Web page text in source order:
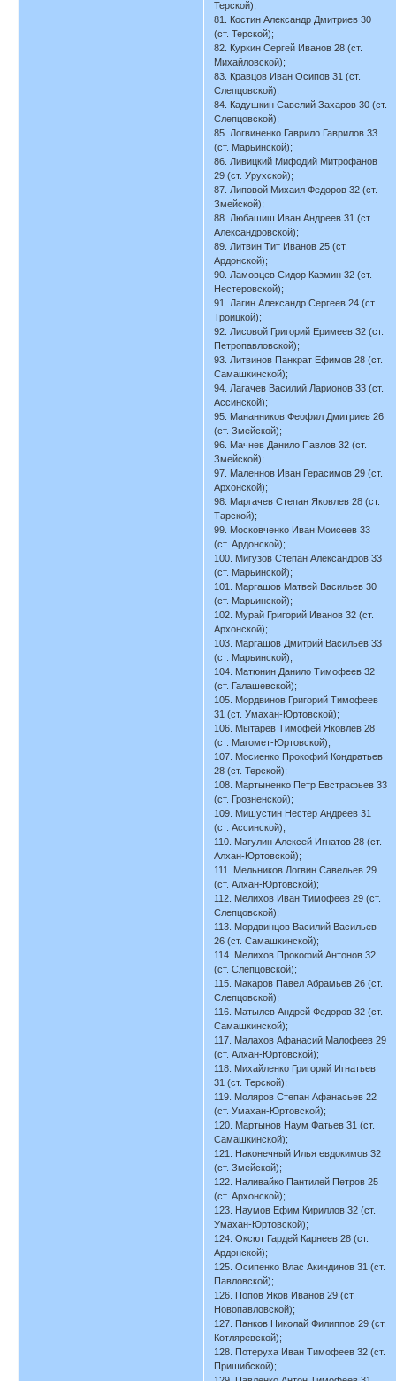
Терской);
81. Костин Александр Дмитриев 30
(ст. Терской);
82. Куркин Сергей Иванов 28 (ст.
Михайловской);
83. Кравцов Иван Осипов 31 (ст.
Слепцовской);
84. Кадушкин Савелий Захаров 30 (ст.
Слепцовской);
85. Логвиненко Гаврило Гаврилов 33
(ст. Марьинской);
86. Ливицкий Мифодий Митрофанов
29 (ст. Урухской);
87. Липовой Михаил Федоров 32 (ст.
Змейской);
88. Любашиш Иван Андреев 31 (ст.
Александровской);
89. Литвин Тит Иванов 25 (ст.
Ардонской);
90. Ламовцев Сидор Казмин 32 (ст.
Нестеровской);
91. Лагин Александр Сергеев 24 (ст.
Троицкой);
92. Лисовой Григорий Еримеев 32 (ст.
Петропавловской);
93. Литвинов Панкрат Ефимов 28 (ст.
Самашкинской);
94. Лагачев Василий Ларионов 33 (ст.
Ассинской);
95. Мананников Феофил Дмитриев 26
(ст. Змейской);
96. Мачнев Данило Павлов 32 (ст.
Змейской);
97. Маленнов Иван Герасимов 29 (ст.
Архонской);
98. Маргачев Степан Яковлев 28 (ст.
Тарской);
99. Московченко Иван Моисеев 33
(ст. Ардонской);
100. Мигузов Степан Александров 33
(ст. Марьинской);
101. Маргашов Матвей Васильев 30
(ст. Марьинской);
102. Мурай Григорий Иванов 32 (ст.
Архонской);
103. Маргашов Дмитрий Васильев 33
(ст. Марьинской);
104. Матюнин Данило Тимофеев 32
(ст. Галашевской);
105. Мордвинов Григорий Тимофеев
31 (ст. Умахан-Юртовской);
106. Мытарев Тимофей Яковлев 28
(ст. Магомет-Юртовской);
107. Мосиенко Прокофий Кондратьев
28 (ст. Терской);
108. Мартыненко Петр Евстрафьев 33
(ст. Грозненской);
109. Мишустин Нестер Андреев 31
(ст. Ассинской);
110. Магулин Алексей Игнатов 28 (ст.
Алхан-Юртовской);
111. Мельников Логвин Савельев 29
(ст. Алхан-Юртовской);
112. Мелихов Иван Тимофеев 29 (ст.
Слепцовской);
113. Мордвинцов Василий Васильев
26 (ст. Самашкинской);
114. Мелихов Прокофий Антонов 32
(ст. Слепцовской);
115. Макаров Павел Абрамьев 26 (ст.
Слепцовской);
116. Матылев Андрей Федоров 32 (ст.
Самашкинской);
117. Малахов Афанасий Малофеев 29
(ст. Алхан-Юртовской);
118. Михайленко Григорий Игнатьев
31 (ст. Терской);
119. Моляров Степан Афанасьев 22
(ст. Умахан-Юртовской);
120. Мартынов Наум Фатьев 31 (ст.
Самашкинской);
121. Наконечный Илья евдокимов 32
(ст. Змейской);
122. Наливайко Пантилей Петров 25
(ст. Архонской);
123. Наумов Ефим Кириллов 32 (ст.
Умахан-Юртовской);
124. Оксют Гардей Карнеев 28 (ст.
Ардонской);
125. Осипенко Влас Акиндинов 31 (ст.
Павловской);
126. Попов Яков Иванов 29 (ст.
Новопавловской);
127. Панков Николай Филиппов 29 (ст.
Котляревской);
128. Потеруха Иван Тимофеев 32 (ст.
Пришибской);